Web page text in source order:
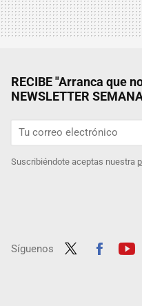
RECIBE "Arranca que
NEWSLETTER
Suscribiéndote aceptas nuestra
Síguenos